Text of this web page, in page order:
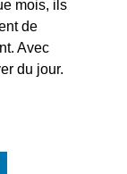
mois, ils
de
Avec
du jour.